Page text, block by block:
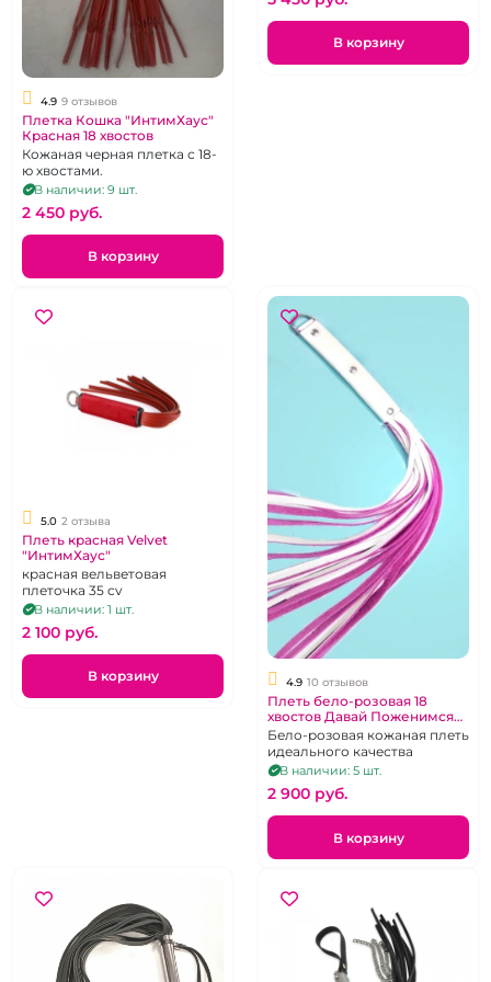
4.9 9 отзывов
Плетка Кошка "ИнтимХаус"
Красная 18 хвостов
Кожаная черная плетка с 18-
ю хвостами.
В наличии: 9 шт.
2 450 pуб.
В корзину
В корзину
5.0 2 отзыва
Плеть красная Velvet
"ИнтимХаус"
красная вельветовая
плеточка 35 cv
В наличии: 1 шт.
2 100 pуб.
В корзину 4.9 10 отзывов
Плеть бело-розовая 18
хвостов Давай Поженимся
"ИнтимХаус"
Бело-розовая кожаная плеть
идеального качества
В наличии: 5 шт.
2 900 pуб.
В корзину